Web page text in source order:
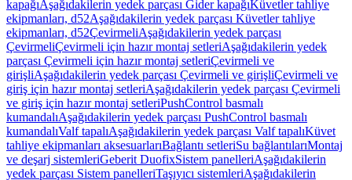
kapağıAşağıdakilerin yedek parçası Gider kapağıKüvetler tahliye
ekipmanları, d52Aşağıdakilerin yedek parçası Küvetler tahliye
ekipmanları, d52ÇevirmeliAşağıdakilerin yedek parçası
ÇevirmeliÇevirmeli için hazır montaj setleriAşağıdakilerin yedek
parçası Çevirmeli için hazır montaj setleriÇevirmeli ve
girişliAşağıdakilerin yedek parçası Çevirmeli ve girişliÇevirmeli ve
giriş için hazır montaj setleriAşağıdakilerin yedek parçası Çevirmeli
ve giriş için hazır montaj setleriPushControl basmalı
kumandalıAşağıdakilerin yedek parçası PushControl basmalı
kumandalıValf tapalıAşağıdakilerin yedek parçası Valf tapalıKüvet
tahliye ekipmanları aksesuarlarıBağlantı setleriSu bağlantılarıMontaj
ve deşarj sistemleriGeberit DuofixSistem panelleriAşağıdakilerin
yedek parçası Sistem panelleriTaşıyıcı sistemleriAşağıdakilerin